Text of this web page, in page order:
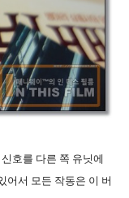
호를 다른 쪽 유닛에
어서 모든 작동은 이 버